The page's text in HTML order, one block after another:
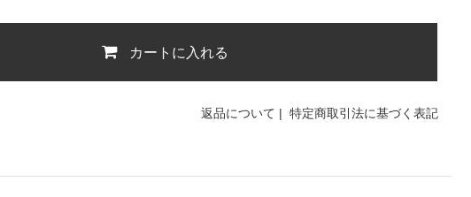
カートに入れる
返品について | 特定商取引法に基づく表記